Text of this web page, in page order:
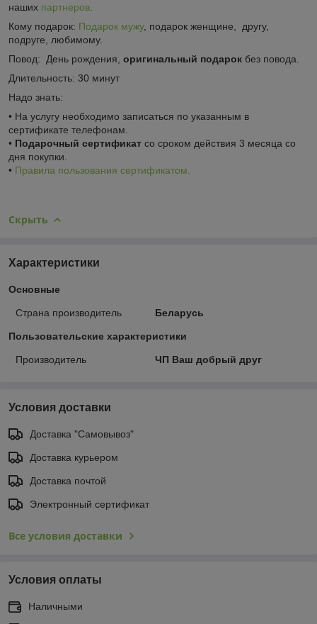
наших партнеров
Кому подарок: Подарок мужу, подарок женщине, другу,
подруге, любимому.
Повод: День рождения, оригинальный подарок без повода.
Длительность: 30 минут
Надо знать:
• На услугу необходимо записаться по указанным в
сертификате телефонам.
• Подарочный сертификат со сроком действия 3 месяца со
дня покупки.
• Правила пользования сертификатом.
Скрыть
Характеристики
Основные
Страна производитель Беларусь
Пользовательские характеристики
Производитель ЧП Ваш добрый друг
Условия доставки
Доставка "Самовывоз"
Доставка курьером
Доставка почтой
Электронный сертификат
Все условия доставки
Условия оплаты
Наличными